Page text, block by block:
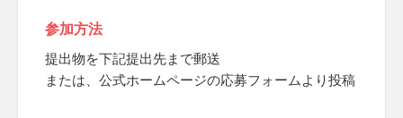
参加方法
提出物を下記提出先まで郵送
または、公式ホームページの応募フォームより投稿